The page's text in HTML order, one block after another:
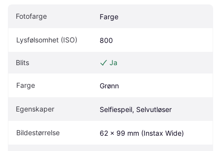
Fotofarge Farge
Lysfølsomhet (ISO) 800
Blits Ja
Farge Grønn
Egenskaper Selfiespeil, Selvutløser
Bildestørrelse 62 x 99 mm (Instax Wide)